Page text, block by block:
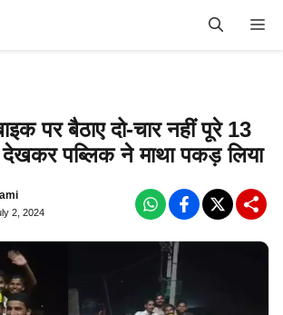
पर बैठाए दो-चार नहीं पूरे 13
देखकर पब्लिक ने माथा पकड़ लिया
2, 2024